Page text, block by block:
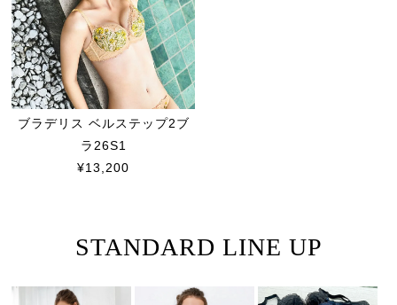
ブラデリス ベルステップ2ブ
ラ26S1
¥13,200
STANDARD LINE UP